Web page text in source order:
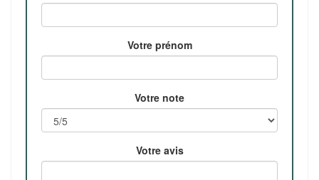
Votre prénom
Votre note
Votre avis